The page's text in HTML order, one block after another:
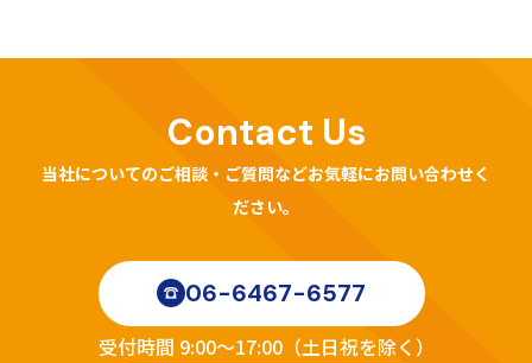
Contact Us
当社についてのご相談・ご質問などお気軽にお問い合わせく
ださい。
06-6467-6577
受付時間 9:00～17:00（土日祝を除く）